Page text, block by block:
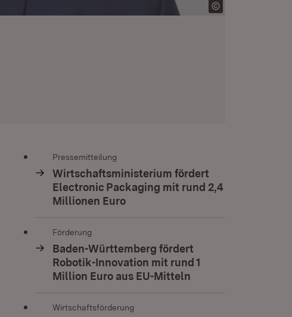
Pressemitteilung
Wirtschaftsministerium fördert
Electronic Packaging mit rund 2,4
Millionen Euro
Förderung
Baden-Württemberg fördert
Robotik-Innovation mit rund 1
Million Euro aus EU-Mitteln
Wirtschaftsförderung